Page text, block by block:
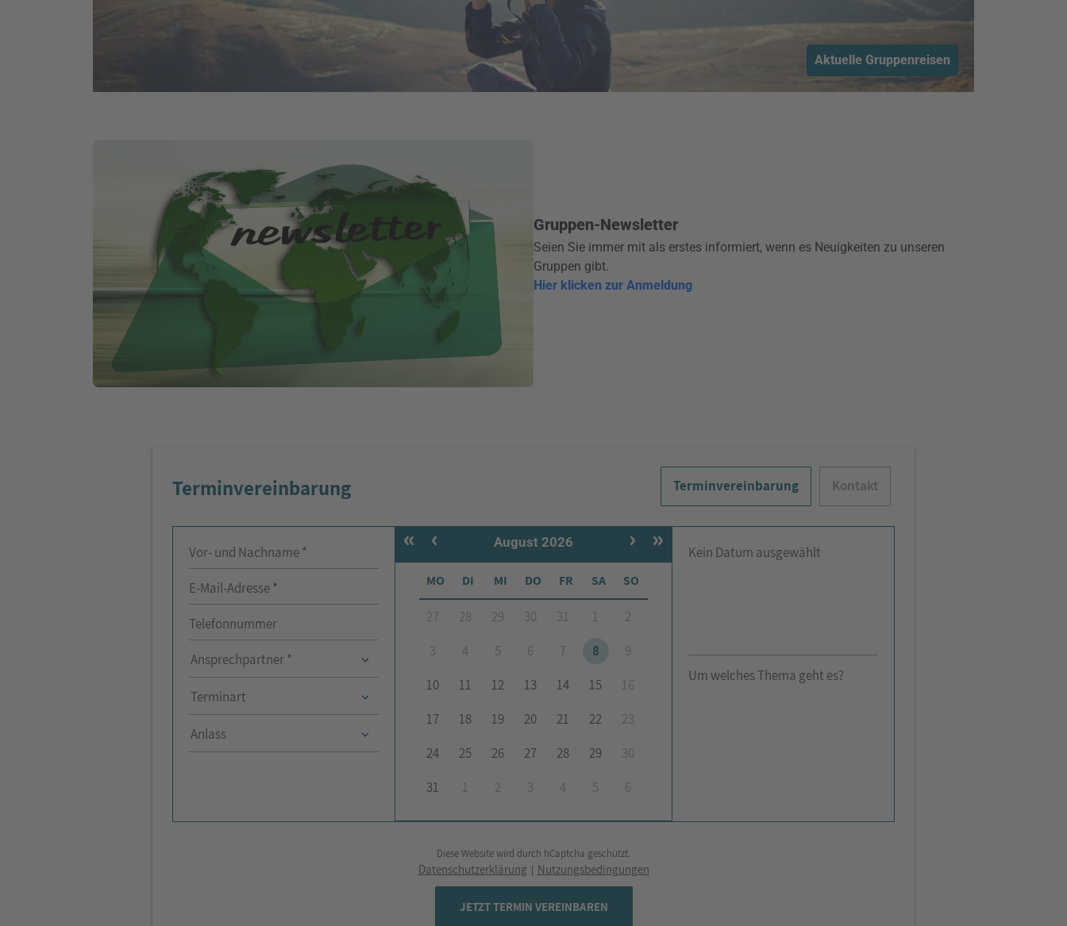
Aktuelle Gruppenreisen
Gruppen-Newsletter
Seien Sie immer mit als erstes informiert, wenn es Neuigkeiten zu unseren
Gruppen gibt.
Hier klicken zur Anmeldung
Terminvereinbarung Kontakt
Terminvereinbarung
Vor- und Nachname *
E-Mail-Adresse *
Telefonnummer
Ansprechpartner *
Terminart
Anlass
« ‹ August 2026 › »
MO DI MI DO FR SA SO
27 28 29 30 31 1
2
3
4 5 6 7 8
9
10
11 12 13 14 15
16
17
18 19 20 21 22
23
24
25 26 27 28 29
30
31
1 2 3 4 5 6
Kein Datum ausgewählt
Um welches Thema geht es?
Diese Website wird durch hCaptcha geschützt.
Datenschutzerklärung | Nutzungsbedingungen
JETZT TERMIN VEREINBAREN